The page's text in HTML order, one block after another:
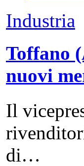
Industria
Toffano
nuovi
Il
di…